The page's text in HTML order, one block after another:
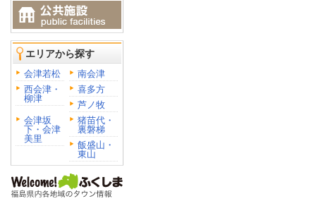
エリアから探す
会津若松
南会津
西会津・
柳津
喜多方
芦ノ牧
会津坂
下・会津
美里
猪苗代・
裏磐梯
飯盛山・
東山